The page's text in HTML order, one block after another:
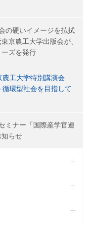
の硬いイメージを払拭
京農工大学出版会が、
ズを発行
工大学特別講演会
循環型社会を目指して
ミナー「国際産学官連
らせ